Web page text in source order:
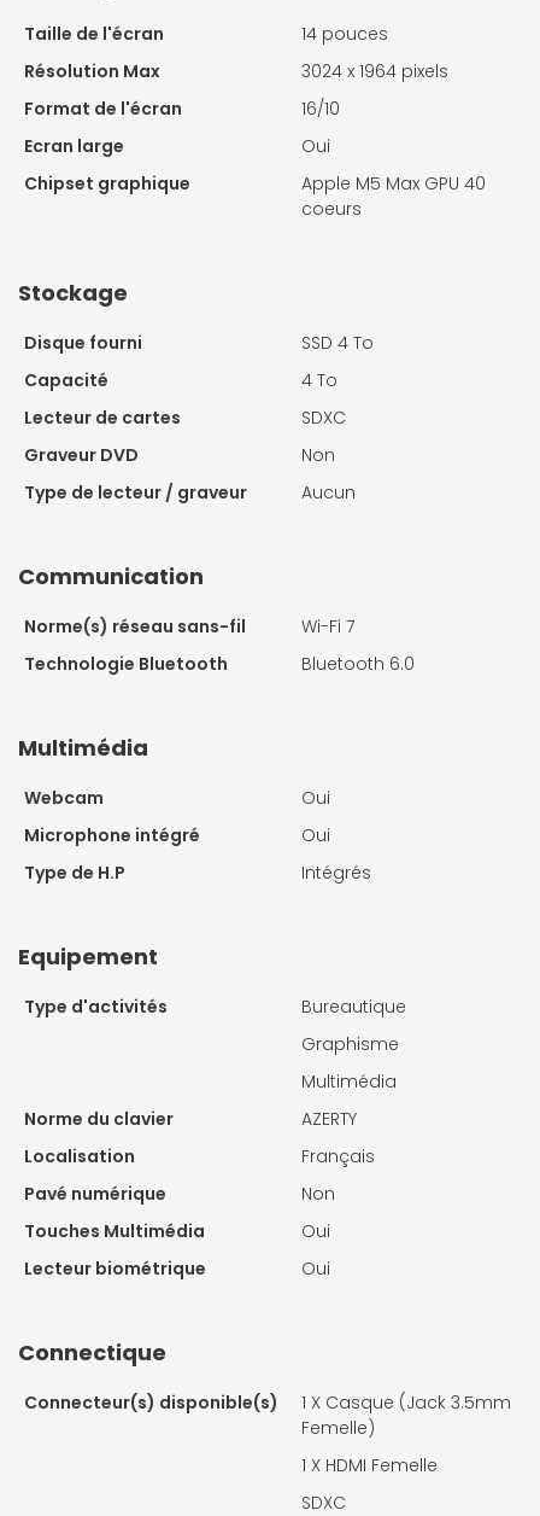
Taille de l'écran
14 pouces
Résolution Max
3024 x 1964 pixels
Format de l'écran
16/10
Ecran large
Oui
Chipset graphique
Apple M5 Max GPU 40
coeurs
Stockage
Disque fourni
SSD 4 To
Capacité
4 To
Lecteur de cartes
SDXC
Graveur DVD
Non
Type de lecteur / graveur
Aucun
Communication
Norme(s) réseau sans-fil
Wi-Fi 7
Technologie Bluetooth
Bluetooth 6.0
Multimédia
Webcam
Oui
Microphone intégré
Oui
Type de H.P
Intégrés
Equipement
Type d'activités
Bureautique
Graphisme
Multimédia
Norme du clavier
AZERTY
Localisation
Français
Pavé numérique
Non
Touches Multimédia
Oui
Lecteur biométrique
Oui
Connectique
Connecteur(s) disponible(s) 1 X Casque (Jack 3.5mm
Femelle)
1 X HDMI Femelle
SDXC